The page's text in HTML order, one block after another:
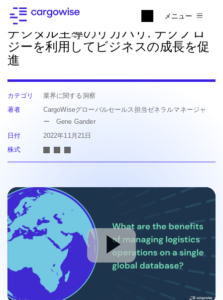
メニュー
ニュースに戻る
デジタル主導のリカバリ: テクノロ
ジーを利用してビジネスの成長を促
進
カテゴリ
業界に関する洞察
著者
CargoWiseグローバルセールス担当ゼネラルマネージャ
ー Gene Gander
日付
2022年11月21日
株式